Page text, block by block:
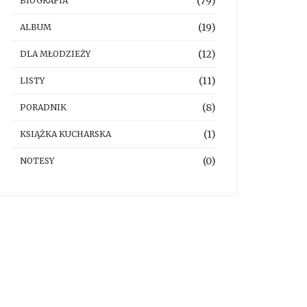
ALBUM (19)
DLA MŁODZIEŻY (12)
LISTY (11)
PORADNIK (8)
KSIĄŻKA KUCHARSKA (1)
NOTESY (0)